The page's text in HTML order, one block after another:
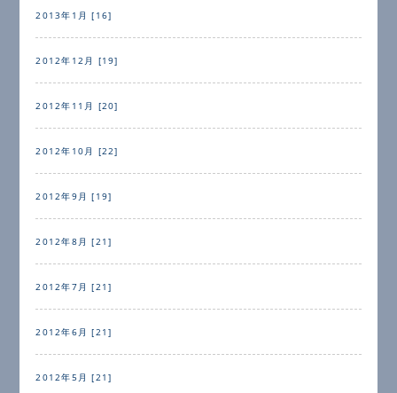
2013年1月 [16]
2012年12月 [19]
2012年11月 [20]
2012年10月 [22]
2012年9月 [19]
2012年8月 [21]
2012年7月 [21]
2012年6月 [21]
2012年5月 [21]